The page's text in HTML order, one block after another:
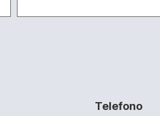
Telefono